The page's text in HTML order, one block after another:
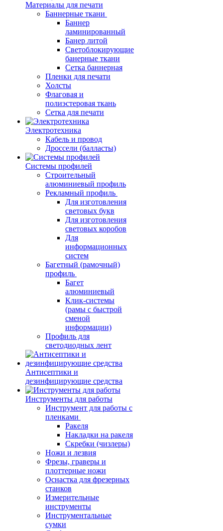
Материалы для печати
Баннерные ткани
Баннер
ламинированный
Банер литой
Светоблокирующие
банерные ткани
Сетка баннерная
Пленки для печати
Холсты
Флаговая и
полиэстеровая ткань
Сетка для печати
Электротехника
Кабель и провод
Дроссели (балласты)
Системы профилей
Строительный
алюминиевый профиль
Рекламный профиль
Для изготовления
световых букв
Для изготовления
световых коробов
Для
информационных
систем
Багетный (рамочный)
профиль
Багет
алюминиевый
Клик-системы
(рамы с быстрой
сменой
информации)
Профиль для
светодиодных лент
Антисептики и
дезинфицирующие средства
Инструменты для работы
Инструмент для работы с
пленками
Ракеля
Накладки на ракеля
Скребки (чизлеры)
Ножи и лезвия
Фрезы, граверы и
плоттерные ножи
Оснастка для фрезерных
станков
Измерительные
инструменты
Инструментальные
сумки